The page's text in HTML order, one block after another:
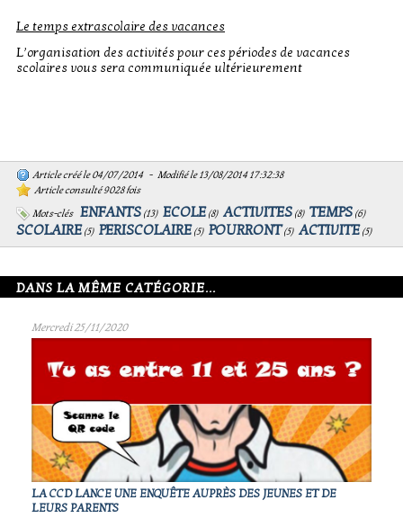
Le temps extrascolaire des vacances
L’organisation des activités pour ces périodes de vacances
scolaires vous sera communiquée ultérieurement
Article créé le 04/07/2014 - Modifié le 13/08/2014 17:32:38
Article consulté 9028 fois
Mots-clés
ENFANTS (13) ECOLE (8) ACTIVITES (8) TEMPS (6)
SCOLAIRE (5) PERISCOLAIRE (5) POURRONT(5) ACTIVITE (5)
DANS LA MÊME CATÉGORIE...
Mercredi 25/11/2020
LA CCD LANCE UNE ENQUÊTE AUPRÈS DES JEUNES ET DE
LEURS PARENTS